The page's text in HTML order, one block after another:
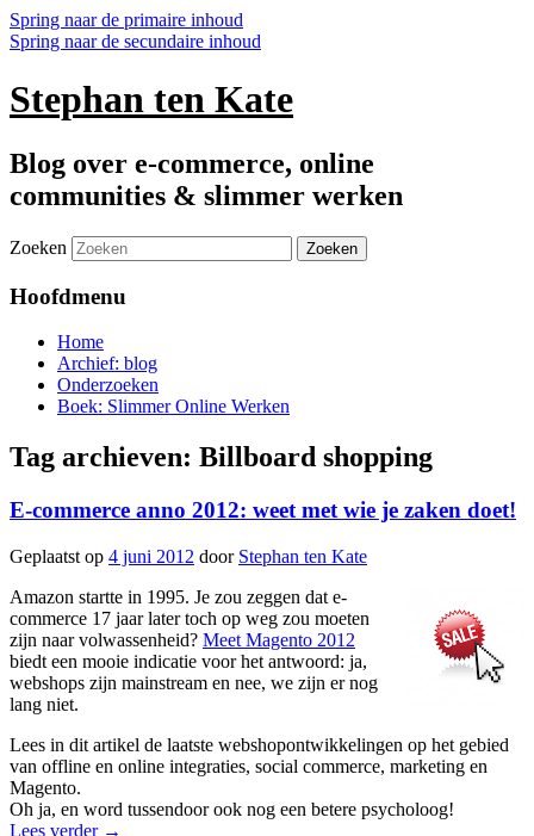
Spring naar de primaire inhoud
Spring naar de secundaire inhoud
Stephan ten Kate
Blog over e-commerce, online
communities & slimmer werken
Zoeken
Hoofdmenu
Home
Archief: blog
Onderzoeken
Boek: Slimmer Online Werken
Tag archieven: Billboard shopping
E-commerce anno 2012: weet met wie je zaken doet!
Geplaatst op 4 juni 2012 door Stephan ten Kate
Amazon startte in 1995. Je zou zeggen dat e-
commerce 17 jaar later toch op weg zou moeten
zijn naar volwassenheid? Meet Magento 2012
biedt een mooie indicatie voor het antwoord: ja,
webshops zijn mainstream en nee, we zijn er nog
lang niet.
Lees in dit artikel de laatste webshopontwikkelingen op het gebied
van offline en online integraties, social commerce, marketing en
Magento.
Oh ja, en word tussendoor ook nog een betere psycholoog!
Lees verder →